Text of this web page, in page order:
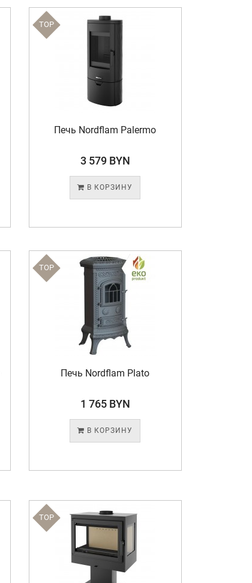
TOP
Печь Nordflam Palermo
3 579 BYN
В КОРЗИНУ
TOP
Печь Nordflam Plato
1 765 BYN
В КОРЗИНУ
TOP